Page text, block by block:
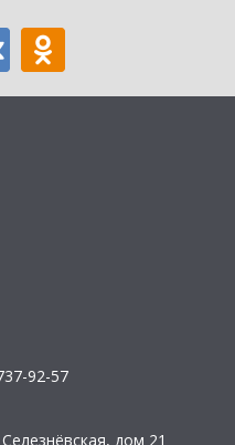
92-57
дом 21